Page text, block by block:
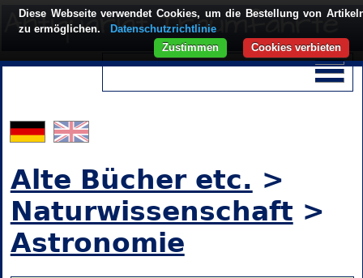
Alte Bücher etc. >
Naturwissenschaft >
Astronomie
Diese Webseite verwendet Cookies, um die Bestellung von
zu ermöglichen.
Datenschutzrichtlinie
Cookies verbieten
Zustimmen